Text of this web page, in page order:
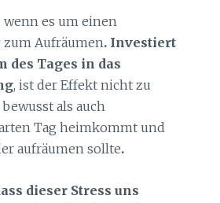
wenn es um einen
Aufräumen. Investiert
Tages in das
, ist der Effekt nicht zu
als auch
Tag heimkommt und
aufräumen sollte.
dieser Stress uns